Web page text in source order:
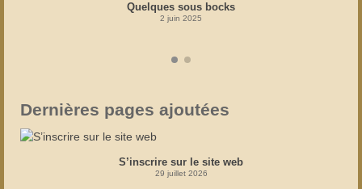
Quelques sous bocks
2 juin 2025
Dernières pages ajoutées
S’inscrire sur le site web
29 juillet 2026